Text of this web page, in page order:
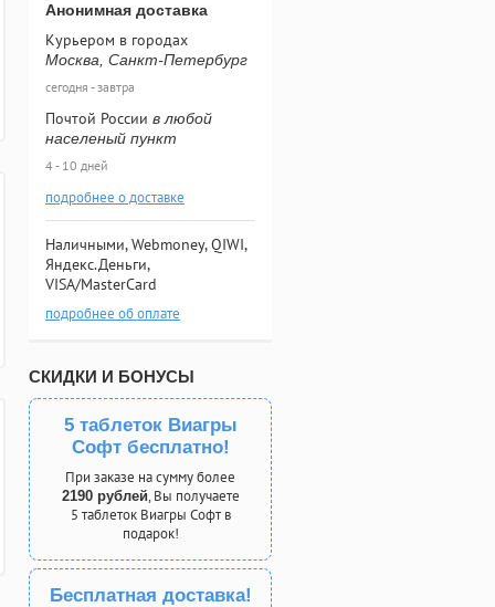
Анонимная доставка
Курьером в городах
Москва, Санкт-Петербург
сегодня - завтра
Почтой России в любой
населеный пункт
4 - 10 дней
подробнее о доставке
Наличными, Webmoney, QIWI,
Яндекс.Деньги,
VISA/MasterCard
подробнее об оплате
СКИДКИ И БОНУСЫ
5 таблеток Виагры
Софт бесплатно!
При заказе на сумму более
2190 рублей, Вы получаете
5 таблеток Виагры Софт в
подарок!
Бесплатная доставка!